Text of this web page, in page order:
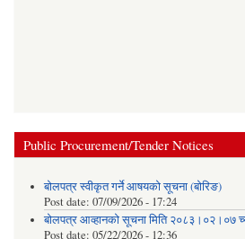
Public Procurement/Tender Notices
बोलपत्र स्वीकृत गर्ने आषयको सूचना (बोरिङ)
Post date: 07/09/2026 - 17:24
बोलपत्र आव्हानको सूचना मिति २०८३।०२।०७
Post date: 05/22/2026 - 12:36